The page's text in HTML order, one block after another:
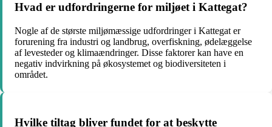
Hvad er udfordringerne for miljøet i Kattegat?
Nogle af de største miljømæssige udfordringer i Kattegat er
forurening fra industri og landbrug, overfiskning, ødelæggelse
af levesteder og klimaændringer. Disse faktorer kan have en
negativ indvirkning på økosystemet og biodiversiteten i
området.
Hvilke tiltag bliver fundet for at beskytte